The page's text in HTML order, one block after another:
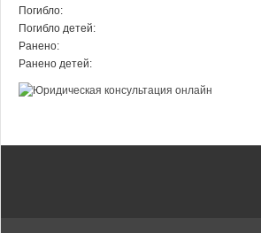
Погибло:
Погибло детей:
Ранено:
Ранено детей: